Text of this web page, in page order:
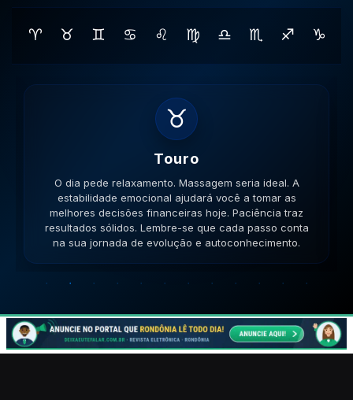
♈ ♉ ♊ ♋ ♌ ♍ ♎ ♏ ♐ ♑
♊
Gemeos
O dia pede movimento. Caminhe, corra, pedale. A
versatilidade é seu ponto forte; use-a para resolver
impasses de forma criativa. A versatilidade ajudará no
sucesso. Lembre-se que cada passo conta na sua
jornada de evolução e autoconhecimento.